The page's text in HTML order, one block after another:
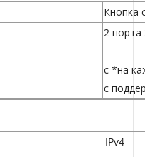
Кнопка
2 порта
с *на
с
IPv4